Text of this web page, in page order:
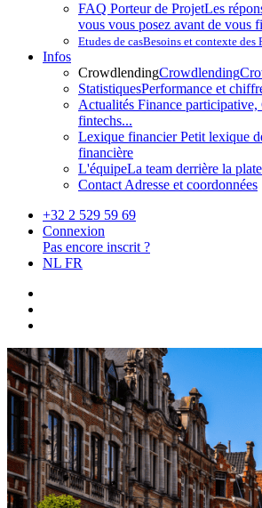
FAQ Porteur de ProjetLes
vous vous posez avant de vous
Etudes de casBesoins et contexte
Infos
CrowdlendingCrowdlending
StatistiquesPerformance et
Actualités Finance
fintechs...
Lexique financierPetit lexique
financière
L'équipeLa team derrière la
Contact Adresse et coordonnées
+32 2 529 59 69
Connexion
Pas encore inscrit ?
NL FR